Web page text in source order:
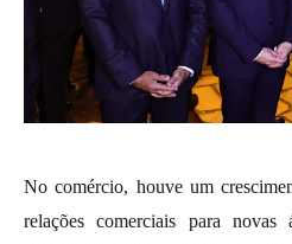
No comércio, houve um
relações comerciais para